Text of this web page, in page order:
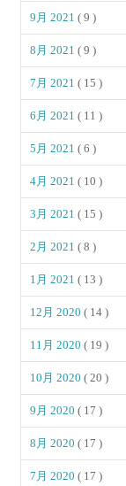
9月 2021( 9 )
8月 2021( 9 )
7月 2021( 15 )
6月 2021( 11 )
5月 2021( 6 )
4月 2021( 10 )
3月 2021( 15 )
2月 2021( 8 )
1月 2021( 13 )
12月 2020( 14 )
11月 2020( 19 )
10月 2020( 20 )
9月 2020( 17 )
8月 2020( 17 )
7月 2020( 17 )